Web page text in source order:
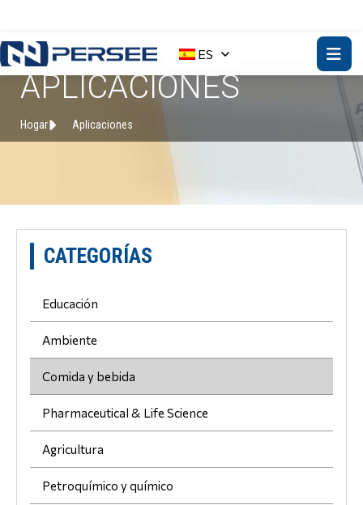
ES
APLICACIONES
Hogar Aplicaciones
CATEGORÍAS
Educación
Ambiente
Comida y bebida
Pharmaceutical & Life Science
Agricultura
Petroquímico y químico